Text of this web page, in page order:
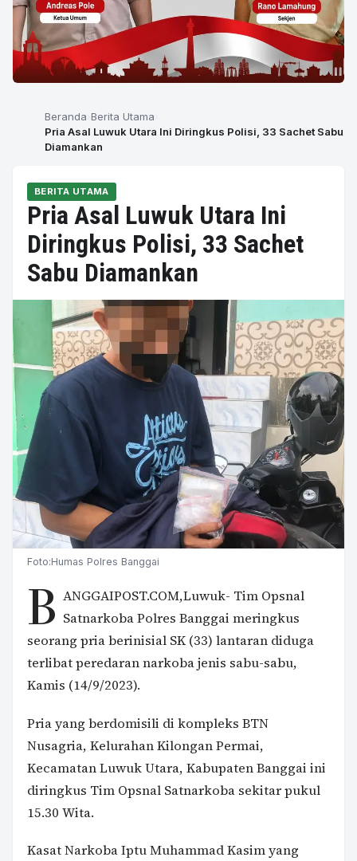
Beranda Berita Utama
Pria Asal Luwuk Utara Ini Diringkus Polisi, 33 Sachet Sabu
Diamankan
BERITA UTAMA
Pria Asal Luwuk Utara Ini
Diringkus Polisi, 33 Sachet
Sabu Diamankan
Foto:Humas Polres Banggai
B ANGGAIPOST.COM,Luwuk- Tim Opsnal
Satnarkoba Polres Banggai meringkus
seorang pria berinisial SK (33) lantaran diduga
terlibat peredaran narkoba jenis sabu-sabu,
Kamis (14/9/2023).
Pria yang berdomisili di kompleks BTN
Nusagria, Kelurahan Kilongan Permai,
Kecamatan Luwuk Utara, Kabupaten Banggai ini
diringkus Tim Opsnal Satnarkoba sekitar pukul
15.30 Wita.
Kasat Narkoba Iptu Muhammad Kasim yang